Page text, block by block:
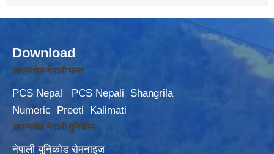
Download
डाउनलोड नेपाली फन्ट
PCS Nepal PCS Nepali
Shangrila
Numeric
Preeti Kalimati
डाउनलोड नेपाली युनिकोड
नेपाली युनिकोड रोमनाइज